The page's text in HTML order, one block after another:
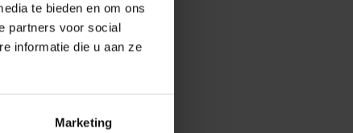
te bieden en om ons
partners voor social
informatie die u aan ze
Marketing